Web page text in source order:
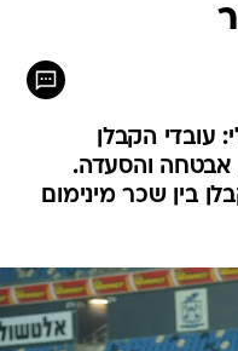
עובדי הקבלן
אבטחה והסעדה.
בין שכר מינימום